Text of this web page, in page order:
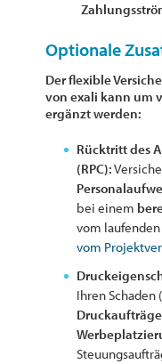
Optionale
Der flexible
von exali kann um
ergänzt werden:
Rücktritt des
(RPC):
bei einem
vom laufenden
vom
Ihren Schaden